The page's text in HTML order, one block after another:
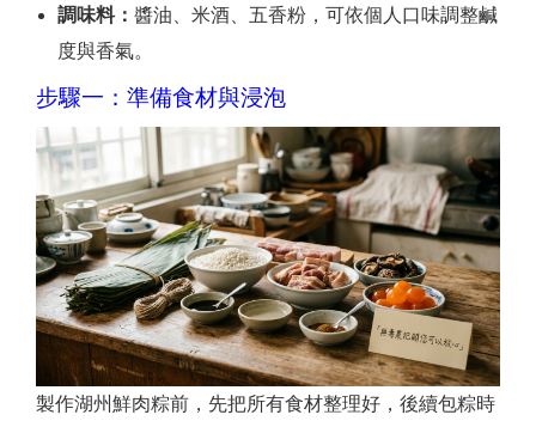
調味料： 醬油、米酒、五香粉，可依個人口味調整鹹
度與香氣。
步驟一：準備食材與浸泡
製作湖州鮮肉粽前，先把所有食材整理好，後續包粽時